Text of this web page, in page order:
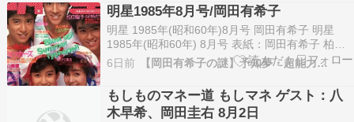
明星1985年8月号/岡田有希子
明星 1985年(昭和60年)8月号 岡田有希子 明星
1985年(昭和60年) 8月号 表紙：岡田有希子 柏原
芳恵 少年隊 長山洋子 堀ちえみ 近藤真彦 中森明
菜 田原俊彦 小泉今日子 シブがき隊 アイド...続き
を読む >>
6日前 【岡田有希子の謎】予知夢・超能力…
もしものマネー道 もしマネ ゲスト：八
木早希、岡田圭右 8月2日